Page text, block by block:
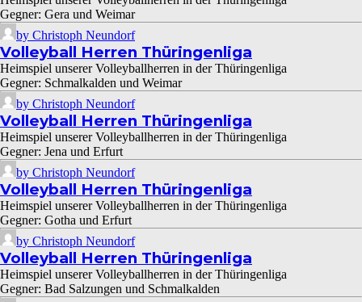
Gegner: Gera und Weimar
by Christoph Neundorf
Volleyball Herren Thüringenliga
Heimspiel unserer Volleyballherren in der Thüringenliga
Gegner: Schmalkalden und Weimar
by Christoph Neundorf
Volleyball Herren Thüringenliga
Heimspiel unserer Volleyballherren in der Thüringenliga
Gegner: Jena und Erfurt
by Christoph Neundorf
Volleyball Herren Thüringenliga
Heimspiel unserer Volleyballherren in der Thüringenliga
Gegner: Gotha und Erfurt
by Christoph Neundorf
Volleyball Herren Thüringenliga
Heimspiel unserer Volleyballherren in der Thüringenliga
Gegner: Bad Salzungen und Schmalkalden